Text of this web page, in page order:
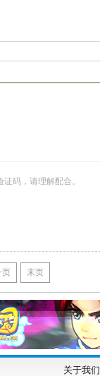
码，请理解配合。
页 末页
关于我们